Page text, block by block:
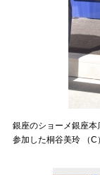
銀座のショーメ銀座
参加した桐谷美玲 （